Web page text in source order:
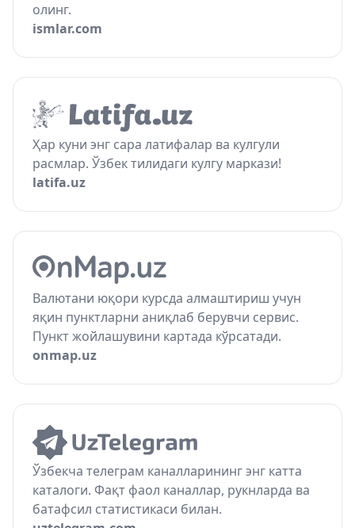
олинг.
ismlar.com
Ҳар куни энг сара латифалар ва кулгули
расмлар. Ўзбек тилидаги кулгу маркази!
latifa.uz
Валютани юқори курсда алмаштириш учун
яқин пунктларни аниқлаб берувчи сервис.
Пункт жойлашувини картада кўрсатади.
onmap.uz
Ўзбекча телеграм каналларининг энг катта
каталоги. Фақт фаол каналлар, рукнларда ва
батафсил статистикаси билан.